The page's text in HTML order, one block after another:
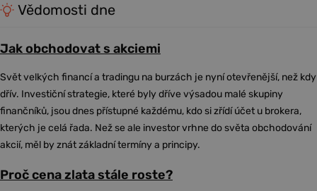
Vědomosti dne
Jak obchodovat s akciemi
Svět velkých financí a tradingu na burzách je nyní otevřenější, než kdy
dřív. Investiční strategie, které byly dříve výsadou malé skupiny
finančníků, jsou dnes přístupné každému, kdo si zřídí účet u brokera,
kterých je celá řada. Než se ale investor vrhne do světa obchodování
akcií, měl by znát základní termíny a principy.
Proč cena zlata stále roste?